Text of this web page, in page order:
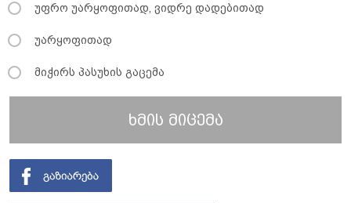
უფრო უარყოფითად, ვიდრე დადებითად
უარყოფითად
მიჭირს პასუხის გაცემა
ხმის მიცემა